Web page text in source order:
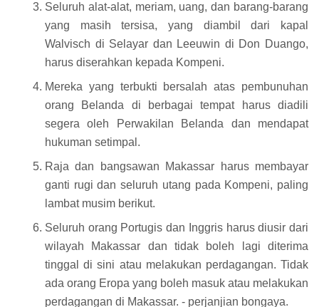
Seluruh alat-alat, meriam, uang, dan barang-barang
yang masih tersisa, yang diambil dari kapal
Walvisch di Selayar dan Leeuwin di Don Duango,
harus diserahkan kepada Kompeni.
Mereka yang terbukti bersalah atas pembunuhan
orang Belanda di berbagai tempat harus diadili
segera oleh Perwakilan Belanda dan mendapat
hukuman setimpal.
Raja dan bangsawan Makassar harus membayar
ganti rugi dan seluruh utang pada Kompeni, paling
lambat musim berikut.
Seluruh orang Portugis dan Inggris harus diusir dari
wilayah Makassar dan tidak boleh lagi diterima
tinggal di sini atau melakukan perdagangan. Tidak
ada orang Eropa yang boleh masuk atau melakukan
perdagangan di Makassar. - perjanjian bongaya.